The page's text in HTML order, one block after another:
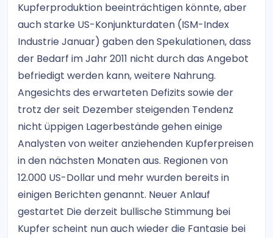
Kupferproduktion beeinträchtigen könnte, aber
auch starke US-Konjunkturdaten (ISM-Index
Industrie Januar) gaben den Spekulationen, dass
der Bedarf im Jahr 2011 nicht durch das Angebot
befriedigt werden kann, weitere Nahrung.
Angesichts des erwarteten Defizits sowie der
trotz der seit Dezember steigenden Tendenz
nicht üppigen Lagerbestände gehen einige
Analysten von weiter anziehenden Kupferpreisen
in den nächsten Monaten aus. Regionen von
12.000 US-Dollar und mehr wurden bereits in
einigen Berichten genannt. Neuer Anlauf
gestartet Die derzeit bullische Stimmung bei
Kupfer scheint nun auch wieder die Fantasie bei